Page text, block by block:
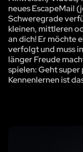
neues EscapeMail
Schweregrade
kleinen, mittleren
an dich! Er möchte
verfolgt und muss
länger Freude
spielen: Geht
Kennenlernen ist